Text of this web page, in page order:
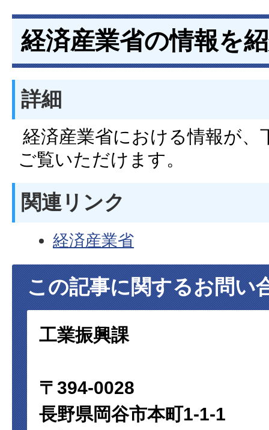
経済産業省の情報を
詳細
経済産業省における情報が、
ご覧いただけます。
関連リンク
経済産業省
この記事に関するお問い
工業振興課
〒394-0028
長野県岡谷市本町1-1-1